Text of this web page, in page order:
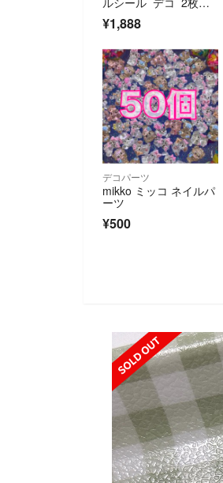
ット サンタン
¥1,888
デコパーツ
mikko ミッコ ネイルパ
ーツ
¥500
SOLD